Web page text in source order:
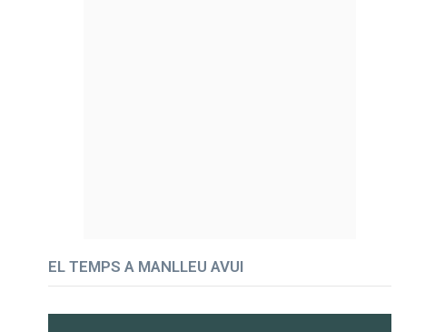
EL TEMPS A MANLLEU AVUI